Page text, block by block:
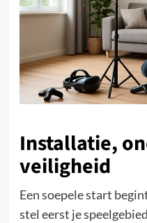
Installatie,
veiligheid
Een soepele start
stel eerst je